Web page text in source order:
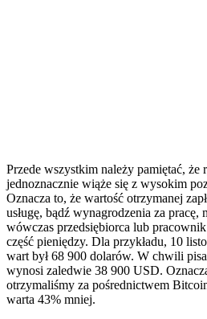
Przede wszystkim należy pamiętać, że
jednoznacznie wiąże się z wysokim
Oznacza to, że wartość otrzymanej
usługę, bądź wynagrodzenia za pracę,
wówczas przedsiębiorca lub
część pieniędzy. Dla przykładu, 10
wart był 68 900 dolarów. W chwili
wynosi zaledwie 38 900 USD.
otrzymaliśmy za pośrednictwem
warta 43% mniej.